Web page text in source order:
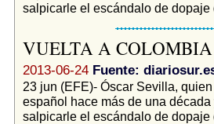
salpicarle el escándalo de
VUELTA A
2013-06-24 Fuente:
23 jun (EFE)- Óscar Sevilla,
español hace más de una
salpicarle el escándalo de